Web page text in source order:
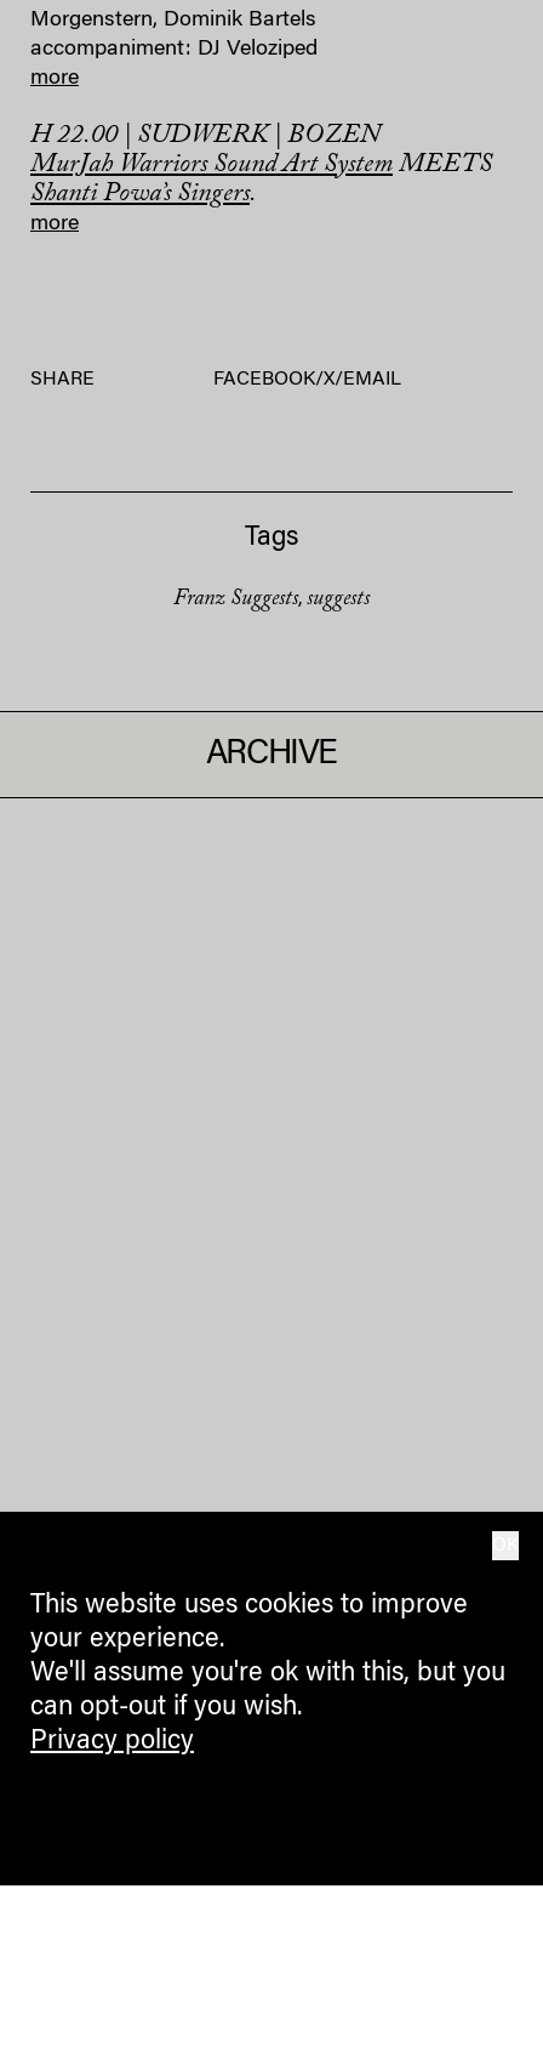
Morgenstern, Dominik Bartels
accompaniment: DJ Veloziped
more
H 22.00 | SUDWERK | BOZEN
MurJah Warriors Sound Art System MEETS
Shanti Powa’s Singers.
more
SHARE FACEBOOK/X/ EMAIL
Tags
Franz Suggests, suggests
ARCHIVE
This website uses cookies to improve
your experience.
We'll assume you're ok with this, but you
can opt-out if you wish.
Privacy policy